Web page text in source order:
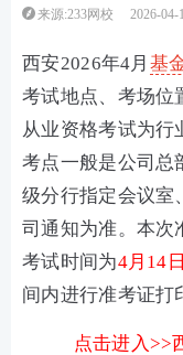
来源:233网校 2026-04-
西安2026年4月 基
考试地点、考场位
从业资格考试为行
考点一般是公司总
级分行指定会议室
司通知为准。本次
考试时间为4月14日
间内进行准考证打
点击进入>>